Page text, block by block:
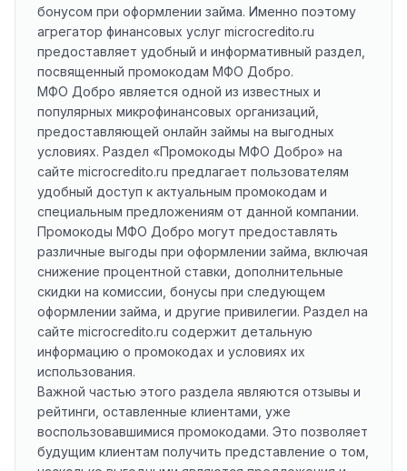
бонусом при оформлении займа. Именно поэтому
агрегатор финансовых услуг microcredito.ru
предоставляет удобный и информативный раздел,
посвященный промокодам МФО Добро.
МФО Добро является одной из известных и
популярных микрофинансовых организаций,
предоставляющей онлайн займы на выгодных
условиях. Раздел «Промокоды МФО Добро» на
сайте microcredito.ru предлагает пользователям
удобный доступ к актуальным промокодам и
специальным предложениям от данной компании.
Промокоды МФО Добро могут предоставлять
различные выгоды при оформлении займа, включая
снижение процентной ставки, дополнительные
скидки на комиссии, бонусы при следующем
оформлении займа, и другие привилегии. Раздел на
сайте microcredito.ru содержит детальную
информацию о промокодах и условиях их
использования.
Важной частью этого раздела являются отзывы и
рейтинги, оставленные клиентами, уже
воспользовавшимися промокодами. Это позволяет
будущим клиентам получить представление о том,